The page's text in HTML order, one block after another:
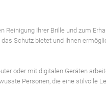
Reinigung Ihrer Brille und zum
Schutz bietet und Ihnen
oder mit digitalen Geräten
Personen, die eine stilvolle